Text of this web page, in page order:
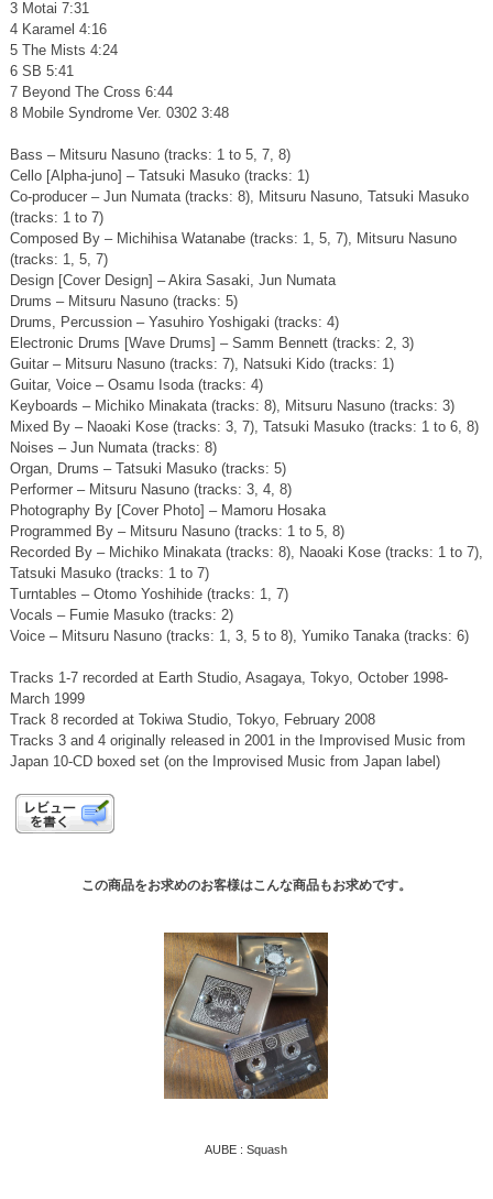
3 Motai 7:31
4 Karamel 4:16
5 The Mists 4:24
6 SB 5:41
7 Beyond The Cross 6:44
8 Mobile Syndrome Ver. 0302 3:48
Bass – Mitsuru Nasuno (tracks: 1 to 5, 7, 8)
Cello [Alpha-juno] – Tatsuki Masuko (tracks: 1)
Co-producer – Jun Numata (tracks: 8), Mitsuru Nasuno, Tatsuki Masuko
(tracks: 1 to 7)
Composed By – Michihisa Watanabe (tracks: 1, 5, 7), Mitsuru Nasuno
(tracks: 1, 5, 7)
Design [Cover Design] – Akira Sasaki, Jun Numata
Drums – Mitsuru Nasuno (tracks: 5)
Drums, Percussion – Yasuhiro Yoshigaki (tracks: 4)
Electronic Drums [Wave Drums] – Samm Bennett (tracks: 2, 3)
Guitar – Mitsuru Nasuno (tracks: 7), Natsuki Kido (tracks: 1)
Guitar, Voice – Osamu Isoda (tracks: 4)
Keyboards – Michiko Minakata (tracks: 8), Mitsuru Nasuno (tracks: 3)
Mixed By – Naoaki Kose (tracks: 3, 7), Tatsuki Masuko (tracks: 1 to 6, 8)
Noises – Jun Numata (tracks: 8)
Organ, Drums – Tatsuki Masuko (tracks: 5)
Performer – Mitsuru Nasuno (tracks: 3, 4, 8)
Photography By [Cover Photo] – Mamoru Hosaka
Programmed By – Mitsuru Nasuno (tracks: 1 to 5, 8)
Recorded By – Michiko Minakata (tracks: 8), Naoaki Kose (tracks: 1 to 7),
Tatsuki Masuko (tracks: 1 to 7)
Turntables – Otomo Yoshihide (tracks: 1, 7)
Vocals – Fumie Masuko (tracks: 2)
Voice – Mitsuru Nasuno (tracks: 1, 3, 5 to 8), Yumiko Tanaka (tracks: 6)
Tracks 1-7 recorded at Earth Studio, Asagaya, Tokyo, October 1998-
March 1999
Track 8 recorded at Tokiwa Studio, Tokyo, February 2008
Tracks 3 and 4 originally released in 2001 in the Improvised Music from
Japan 10-CD boxed set (on the Improvised Music from Japan label)
この商品をお求めのお客様はこんな商品もお求めです。
AUBE : Squash